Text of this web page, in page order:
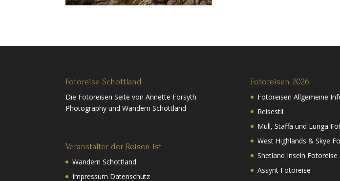
Fotoreise Schottland
Die Fotoreisen Seite von Annette Forsyth
Photography und Wandern Schottland
Veranstalter der Reisen ist
Wandern Schottland
Impressum Datenschutz
Fotoreisen 2026
Fotoreisen Allgemeine
Reisestil
Mull, Staffa und Lunga
West Highlands & Skye
Shetland Inseln Fotoreise
Assynt Fotoreise